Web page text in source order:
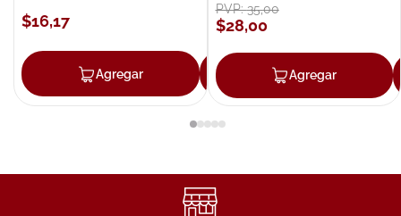
$16,17
Agregar Agregar
PVP:35,00
$28,00
Agregar